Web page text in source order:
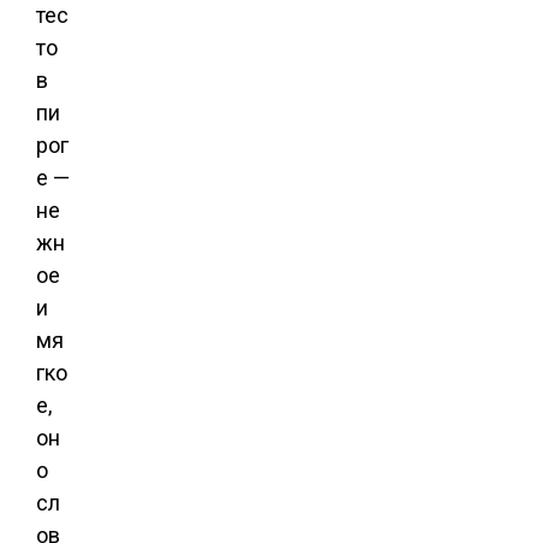
тес
то
в
пи
рог
е —
не
жн
ое
и
мя
гко
е,
он
о
сл
ов